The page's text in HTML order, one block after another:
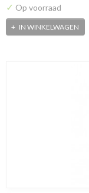
✓ Op voorraad
IN WINKELWAGEN